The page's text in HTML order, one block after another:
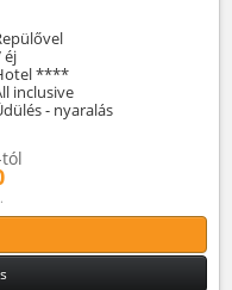
éj
****
inclusive
- nyaralás